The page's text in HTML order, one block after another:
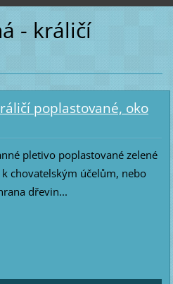
- králičí
poplastované, oko
pletivo poplastované zelené
chovatelským účelům, nebo
dřevin...